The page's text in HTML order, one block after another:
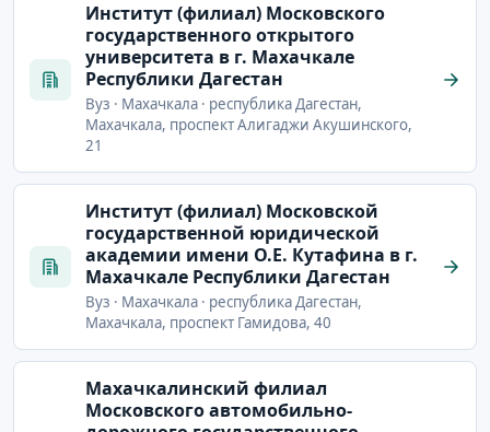
Институт (филиал) Московского
государственного открытого
университета в г. Махачкале
Республики Дагестан
Вуз · Махачкала · республика Дагестан,
Махачкала, проспект Алигаджи Акушинского,
21
Институт (филиал) Московской
государственной юридической
академии имени О.Е. Кутафина в г.
Махачкале Республики Дагестан
Вуз · Махачкала · республика Дагестан,
Махачкала, проспект Гамидова, 40
Махачкалинский филиал
Московского автомобильно-